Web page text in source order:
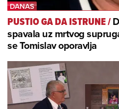
PUSTIO GA DA ISTRUNE/
spavala uz mrtvog
se Tomislav oporavlja